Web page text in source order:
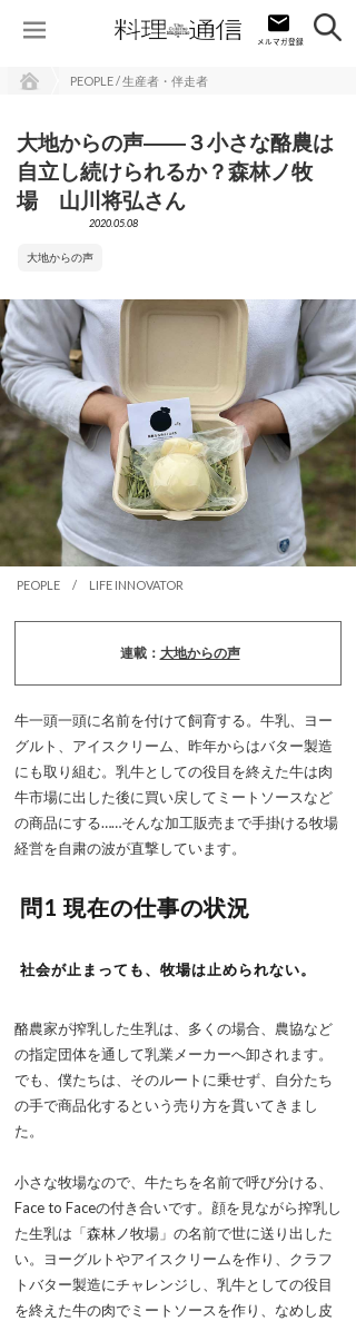
PEOPLE / 生産者・伴走者
大地からの声――３小さな酪農は
自立し続けられるか？森林ノ牧
場 山川将弘さん
2020.05.08
大地からの声
PEOPLE / LIFE INNOVATOR
連載： 大地からの声
牛一頭一頭に名前を付けて飼育する。牛乳、ヨー
グルト、アイスクリーム、昨年からはバター製造
にも取り組む。乳牛としての役目を終えた牛は肉
牛市場に出した後に買い戻してミートソースなど
の商品にする……そんな加工販売まで手掛ける牧場
経営を自粛の波が直撃しています。
問1 現在の仕事の状況
社会が止まっても、牧場は止められない。
酪農家が搾乳した生乳は、多くの場合、農協など
の指定団体を通して乳業メーカーへ卸されます。
でも、僕たちは、そのルートに乗せず、自分たち
の手で商品化するという売り方を貫いてきまし
た。
小さな牧場なので、牛たちを名前で呼び分ける、
Face to Faceの付き合いです。顔を見ながら搾乳し
た生乳は「森林ノ牧場」の名前で世に送り出した
い。ヨーグルトやアイスクリームを作り、クラフ
トバター製造にチャレンジし、乳牛としての役目
を終えた牛の肉でミートソースを作り、なめし皮